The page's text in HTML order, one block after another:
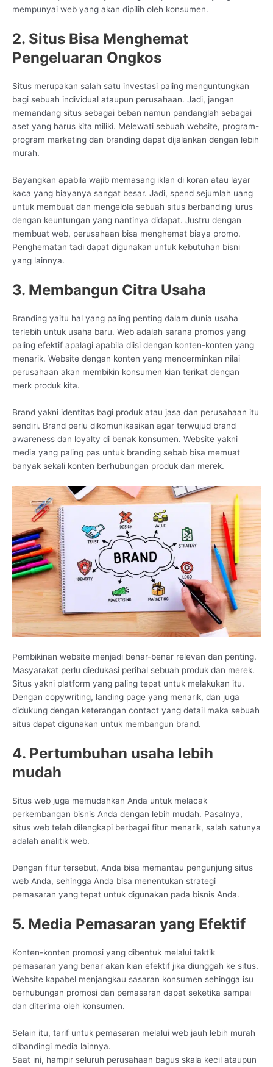
mempunyai web yang akan dipilih oleh konsumen.
2. Situs Bisa Menghemat
Pengeluaran Ongkos
Situs merupakan salah satu investasi paling menguntungkan
bagi sebuah individual ataupun perusahaan. Jadi, jangan
memandang situs sebagai beban namun pandanglah sebagai
aset yang harus kita miliki. Melewati sebuah website, program-
program marketing dan branding dapat dijalankan dengan lebih
murah.
Bayangkan apabila wajib memasang iklan di koran atau layar
kaca yang biayanya sangat besar. Jadi, spend sejumlah uang
untuk membuat dan mengelola sebuah situs berbanding lurus
dengan keuntungan yang nantinya didapat. Justru dengan
membuat web, perusahaan bisa menghemat biaya promo.
Penghematan tadi dapat digunakan untuk kebutuhan bisni
yang lainnya.
3. Membangun Citra Usaha
Branding yaitu hal yang paling penting dalam dunia usaha
terlebih untuk usaha baru. Web adalah sarana promos yang
paling efektif apalagi apabila diisi dengan konten-konten yang
menarik. Website dengan konten yang mencerminkan nilai
perusahaan akan membikin konsumen kian terikat dengan
merk produk kita.
Brand yakni identitas bagi produk atau jasa dan perusahaan itu
sendiri. Brand perlu dikomunikasikan agar terwujud brand
awareness dan loyalty di benak konsumen. Website yakni
media yang paling pas untuk branding sebab bisa memuat
banyak sekali konten berhubungan produk dan merek.
Pembikinan website menjadi benar-benar relevan dan penting.
Masyarakat perlu diedukasi perihal sebuah produk dan merek.
Situs yakni platform yang paling tepat untuk melakukan itu.
Dengan copywriting, landing page yang menarik, dan juga
didukung dengan keterangan contact yang detail maka sebuah
situs dapat digunakan untuk membangun brand.
4. Pertumbuhan usaha lebih
mudah
Situs web juga memudahkan Anda untuk melacak
perkembangan bisnis Anda dengan lebih mudah. Pasalnya,
situs web telah dilengkapi berbagai fitur menarik, salah satunya
adalah analitik web.
Dengan fitur tersebut, Anda bisa memantau pengunjung situs
web Anda, sehingga Anda bisa menentukan strategi
pemasaran yang tepat untuk digunakan pada bisnis Anda.
5. Media Pemasaran yang Efektif
Konten-konten promosi yang dibentuk melalui taktik
pemasaran yang benar akan kian efektif jika diunggah ke situs.
Website kapabel menjangkau sasaran konsumen sehingga isu
berhubungan promosi dan pemasaran dapat seketika sampai
dan diterima oleh konsumen.
Selain itu, tarif untuk pemasaran melalui web jauh lebih murah
dibandingi media lainnya.
Saat ini, hampir seluruh perusahaan bagus skala kecil ataupun